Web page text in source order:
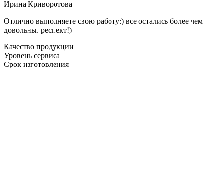
Ирина Криворотова
Отлично выполняете свою работу:) все остались более чем
довольны, респект!)
Качество продукции
Уровень сервиса
Срок изготовления